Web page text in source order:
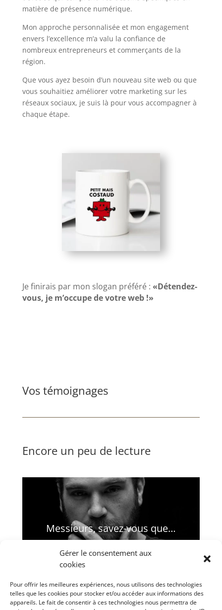
Gérer le consentement aux
cookies
Pour offrir les meilleures expériences, nous utilisons des technologies
telles que les cookies pour stocker et/ou accéder aux informations des
appareils. Le fait de consentir à ces technologies nous permettra de
matière de présence numérique.
Mon approche personnalisée et mon engagement
envers l’excellence m’a valu la confiance de
nombreux entrepreneurs et commerçants de la
région.
Que vous ayez besoin d’un nouveau site web ou que
vous souhaitiez améliorer votre marketing sur les
réseaux sociaux, je suis là pour vous accompagner à
chaque étape.
Je finirais par mon slogan préféré : «Détendez-
vous, je m’occupe de votre web !»
Vos témoignages
Encore un peu de lecture
Messieurs, savez-vous que…
Lire plus